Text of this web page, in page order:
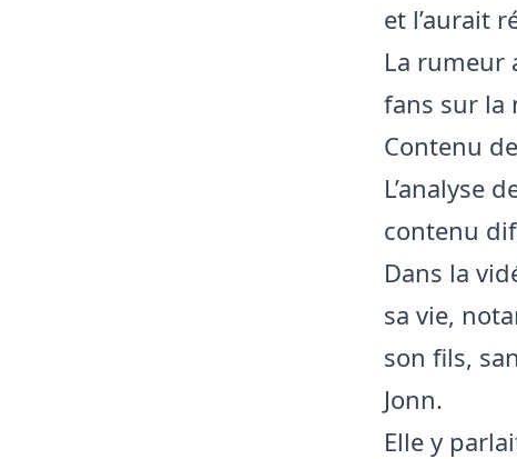
et l’aurait
La rumeur
fans sur la
Contenu
L’analyse
contenu
Dans la
sa vie,
son fils,
Jonn.
Elle y